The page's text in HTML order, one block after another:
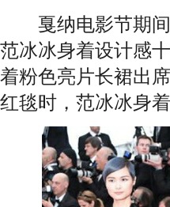
戛纳电影节期间
范冰冰身着设计感
着粉色亮片长裙出
红毯时，范冰冰身